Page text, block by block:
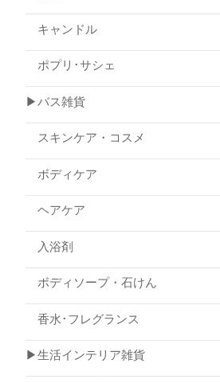
キャンドル
ポプリ･サシェ
▶バス雑貨
スキンケア・コスメ
ボディケア
ヘアケア
入浴剤
ボディソープ・石けん
香水･フレグランス
▶生活インテリア雑貨